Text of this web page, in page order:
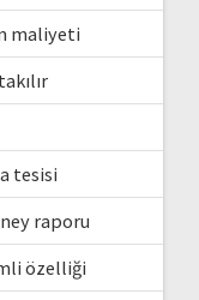
maliyeti
tesisi
raporu
özelliği